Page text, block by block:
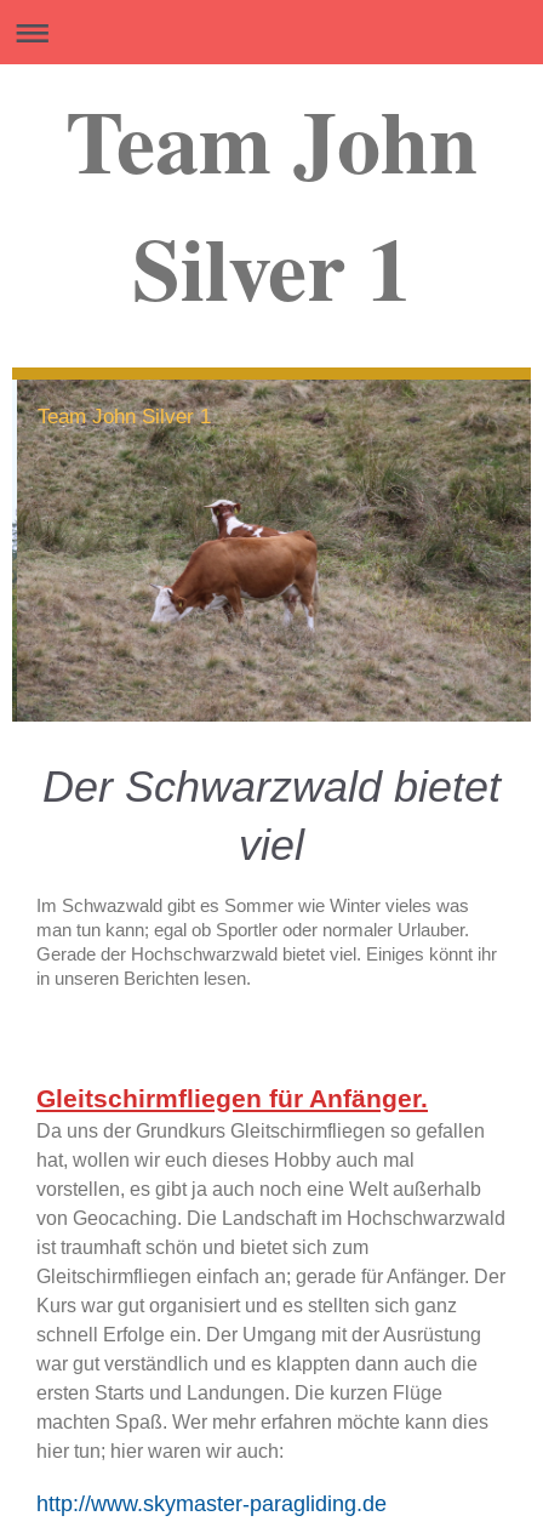
Team John
Silver 1
Team John Silver 1
Der Schwarzwald bietet
viel
Im Schwazwald gibt es Sommer wie Winter vieles was
man tun kann; egal ob Sportler oder normaler Urlauber.
Gerade der Hochschwarzwald bietet viel. Einiges könnt ihr
in unseren Berichten lesen.
Gleitschirmfliegen für Anfänger.
Da uns der Grundkurs Gleitschirmfliegen so gefallen
hat, wollen wir euch dieses Hobby auch mal
vorstellen, es gibt ja auch noch eine Welt außerhalb
von Geocaching. Die Landschaft im Hochschwarzwald
ist traumhaft schön und bietet sich zum
Gleitschirmfliegen einfach an; gerade für Anfänger. Der
Kurs war gut organisiert und es stellten sich ganz
schnell Erfolge ein. Der Umgang mit der Ausrüstung
war gut verständlich und es klappten dann auch die
ersten Starts und Landungen. Die kurzen Flüge
machten Spaß. Wer mehr erfahren möchte kann dies
hier tun; hier waren wir auch:
http://www.skymaster-paragliding.de